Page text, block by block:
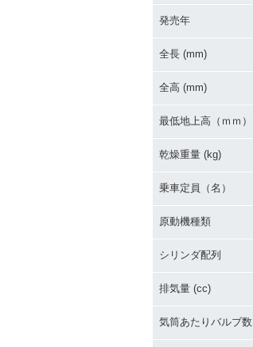
発売年
全長 (mm)
全高 (mm)
最低地上高（ｍｍ）
乾燥重量 (kg)
乗車定員（名）
原動機種類
シリンダ配列
排気量 (cc)
気筒あたりバルブ数